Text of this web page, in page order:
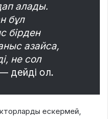
алады.
бұл
бірден
азайса,
не сол
дейді ол.
ескермей,